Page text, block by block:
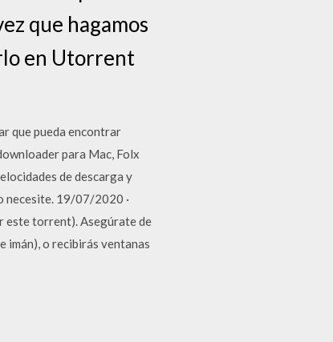
que hagamos
en Utorrent
que pueda encontrar
para Mac, Folx
de descarga y
necesite. 19/07/2020 ·
este torrent). Asegúrate de
imán), o recibirás ventanas